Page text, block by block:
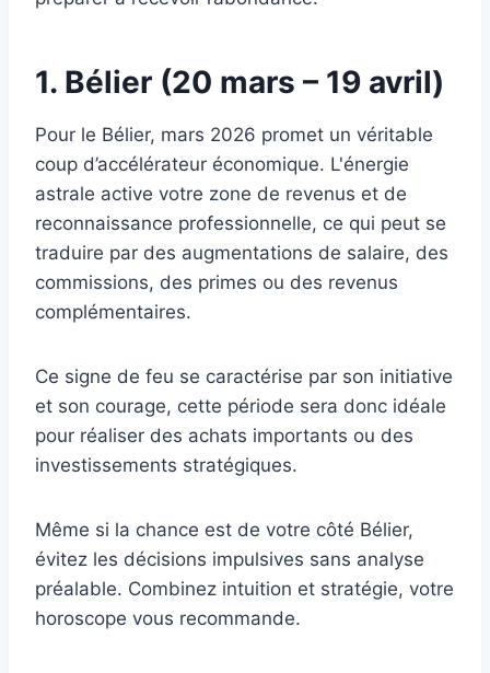
1. Bélier (20 mars – 19 avril)
Pour le Bélier, mars 2026 promet un véritable
coup d’accélérateur économique. L'énergie
astrale active votre zone de revenus et de
reconnaissance professionnelle, ce qui peut se
traduire par des augmentations de salaire, des
commissions, des primes ou des revenus
complémentaires.
Ce signe de feu se caractérise par son initiative
et son courage, cette période sera donc idéale
pour réaliser des achats importants ou des
investissements stratégiques.
Même si la chance est de votre côté Bélier,
évitez les décisions impulsives sans analyse
préalable. Combinez intuition et stratégie, votre
horoscope vous recommande.